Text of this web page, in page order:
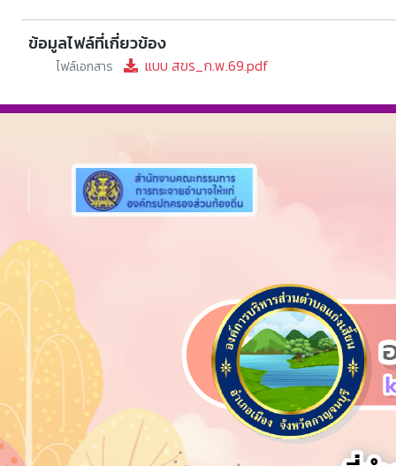
ข้อมูลไฟล์ที่เกี่ยวข้อง
ไฟล์เอกสาร แบบ สขร_ก.พ.69.pdf
Previous